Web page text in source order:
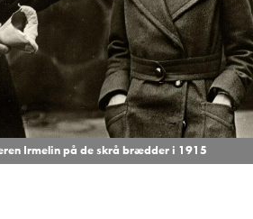
Irmelin på de skrå brædder i 1915